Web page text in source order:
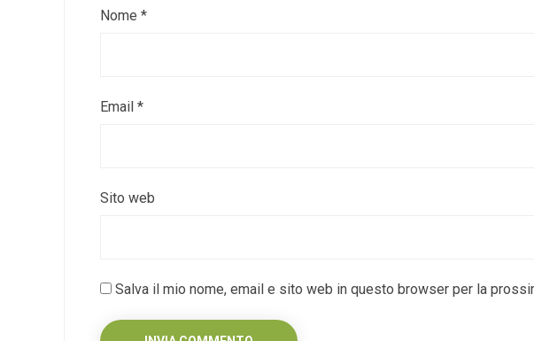
Nome *
Email *
Sito web
Salva il mio nome, email e sito web in questo browser per la